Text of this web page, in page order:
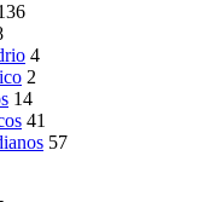
4
2
14
41
57